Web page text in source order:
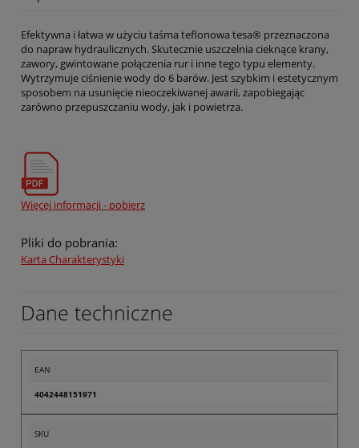
Efektywna i łatwa w użyciu taśma teflonowa tesa® przeznaczona
do napraw hydraulicznych. Skutecznie uszczelnia cieknące krany,
zawory, gwintowane połączenia rur i inne tego typu elementy.
Wytrzymuje ciśnienie wody do 6 barów. Jest szybkim i estetycznym
sposobem na usunięcie nieoczekiwanej awarii, zapobiegając
zarówno przepuszczaniu wody, jak i powietrza.
Więcej informacji - pobierz
Pliki do pobrania:
Karta Charakterystyki
Dane techniczne
EAN
4042448151971
SKU